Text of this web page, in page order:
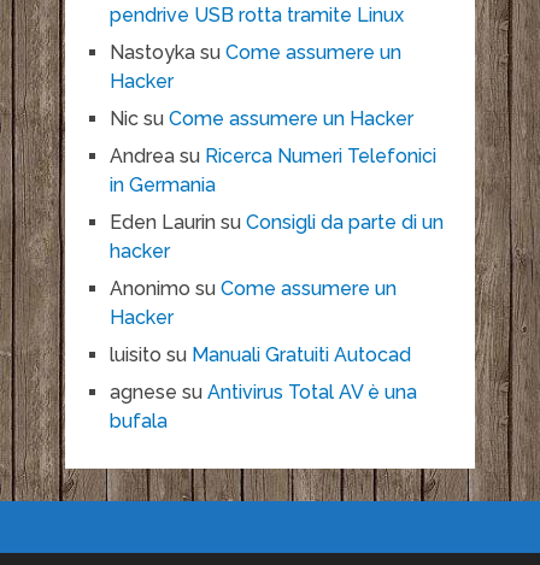
pendrive USB rotta tramite Linux
Nastoykasu Come assumere un
Hacker
Nicsu Come assumere un Hacker
Andreasu Ricerca Numeri Telefonici
in Germania
Eden Laurinsu Consigli da parte di un
hacker
Anonimo su Come assumere un
Hacker
luisito su Manuali Gratuiti Autocad
agnese su Antivirus Total AV è una
bufala